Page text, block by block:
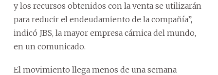
y los recursos obtenidos con la venta se utilizarán
para reducir el endeudamiento de la compañía”,
indicó JBS, la mayor empresa cárnica del mundo,
en un comunicado.
El movimiento llega menos de una semana